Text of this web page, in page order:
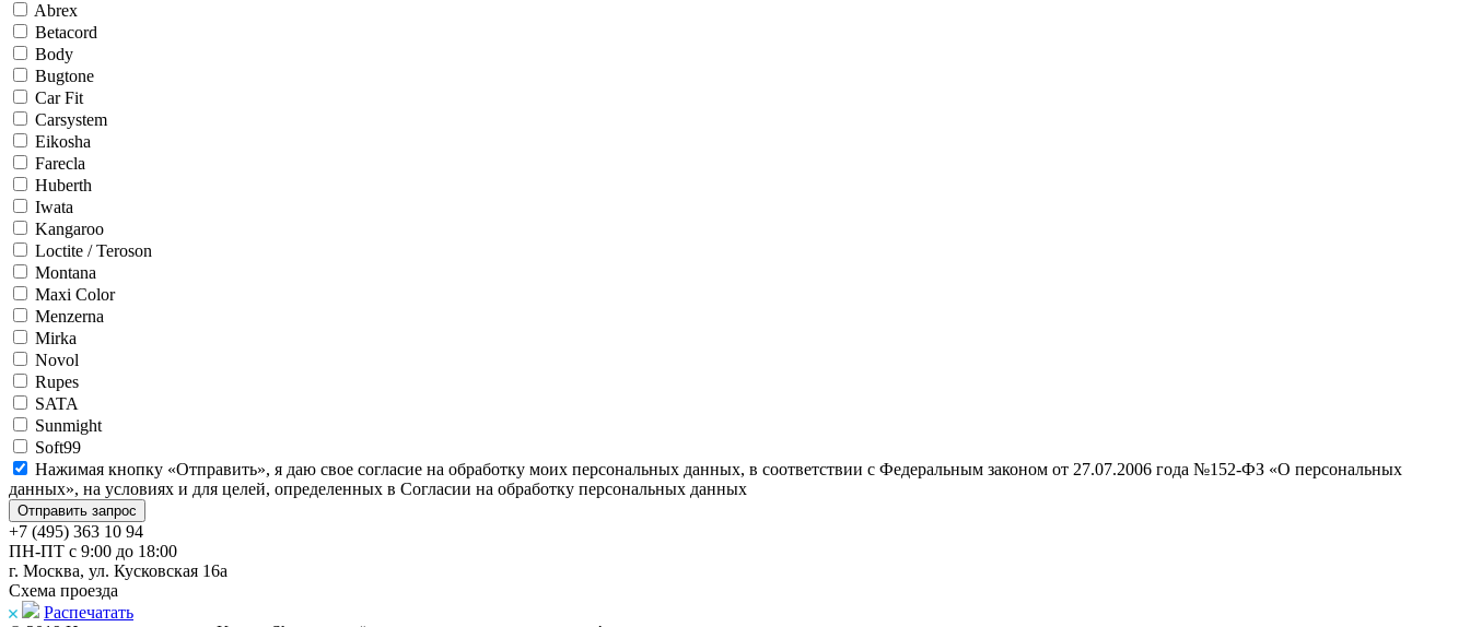
Abrex
Betacord
Body
Bugtone
Car Fit
Carsystem
Eikosha
Farecla
Huberth
Iwata
Kangaroo
Loctite / Teroson
Montana
Maxi Color
Menzerna
Mirka
Novol
Rupes
SATA
Sunmight
Soft99
Нажимая кнопку «Отправить», я даю свое согласие на обработку моих персональных данных, в соответствии с Федеральным законом от 27.07.2006 года №152-ФЗ «О персональных
данных», на условиях и для целей, определенных в Согласии на обработку персональных данных
+7 (495) 363 10 94
ПН-ПТ с 9:00 до 18:00
г. Москва, ул. Кусковская 16а
Схема проезда
Распечатать